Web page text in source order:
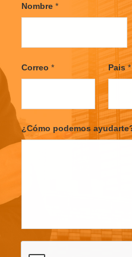
Nombre *
r
s
Correo * Pais*
¿Cómo podemos